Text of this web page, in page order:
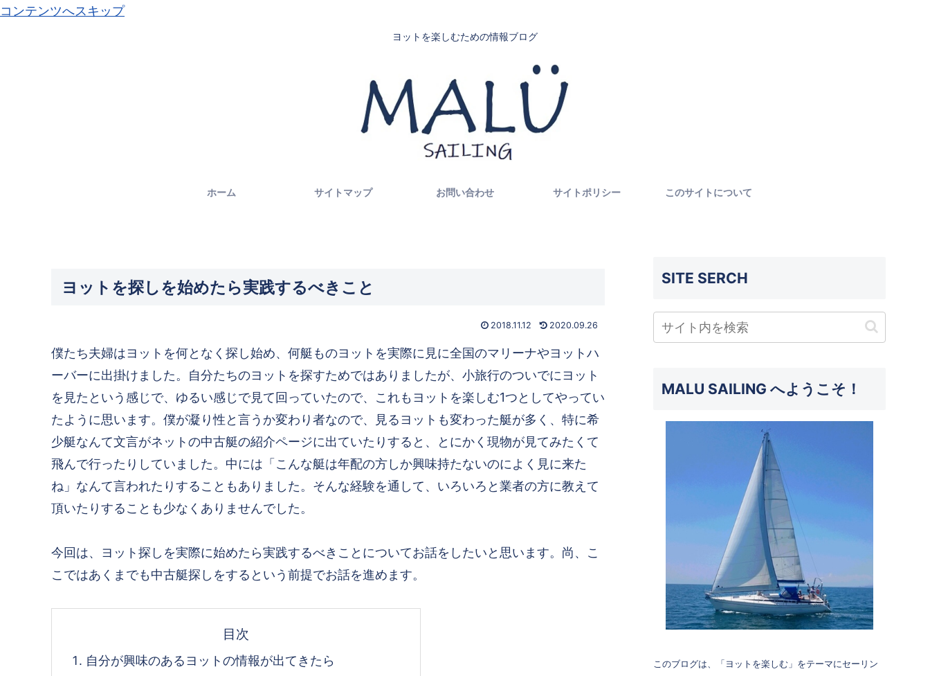
コンテンツへスキップ
ヨットを楽しむための情報ブログ
ホーム サイトマップ お問い合わせ サイトポリシー このサイトについて
ヨットを探しを始めたら実践するべきこと
2018.11.12 2020.09.26
僕たち夫婦はヨットを何となく探し始め、何艇ものヨットを実際に見に全国のマリーナやヨットハ
ーバーに出掛けました。自分たちのヨットを探すためではありましたが、小旅行のついでにヨット
を見たという感じで、ゆるい感じで見て回っていたので、これもヨットを楽しむ1つとしてやってい
たように思います。僕が凝り性と言うか変わり者なので、見るヨットも変わった艇が多く、特に希
少艇なんて文言がネットの中古艇の紹介ページに出ていたりすると、とにかく現物が見てみたくて
飛んで行ったりしていました。中には「こんな艇は年配の方しか興味持たないのによく見に来た
ね」なんて言われたりすることもありました。そんな経験を通して、いろいろと業者の方に教えて
頂いたりすることも少なくありませんでした。
今回は、ヨット探しを実際に始めたら実践するべきことについてお話をしたいと思います。尚、こ
こではあくまでも中古艇探しをするという前提でお話を進めます。
目次
自分が興味のあるヨットの情報が出てきたら
SITE SERCH
MALU SAILING へようこそ！
このブログは、「ヨットを楽しむ」をテーマにセーリン